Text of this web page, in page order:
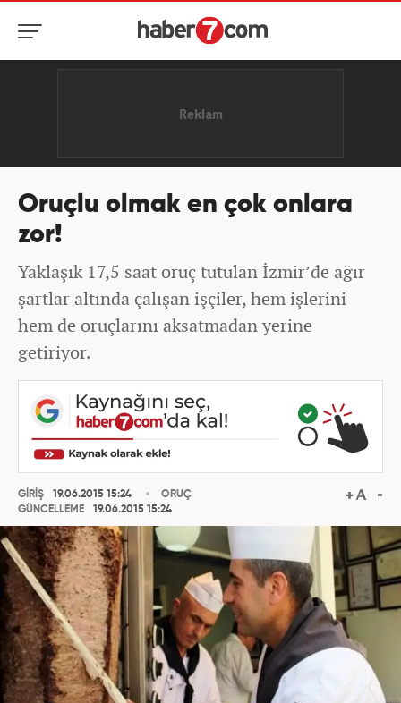
Oruçlu olmak en çok onlara
zor!
Yaklaşık 17,5 saat oruç tutulan İzmir’de ağır
şartlar altında çalışan işçiler, hem işlerini
hem de oruçlarını aksatmadan yerine
getiriyor.
GİRİŞ
19.06.2015 15:24
GÜNCELLEME
19.06.2015 15:24
ORUÇ